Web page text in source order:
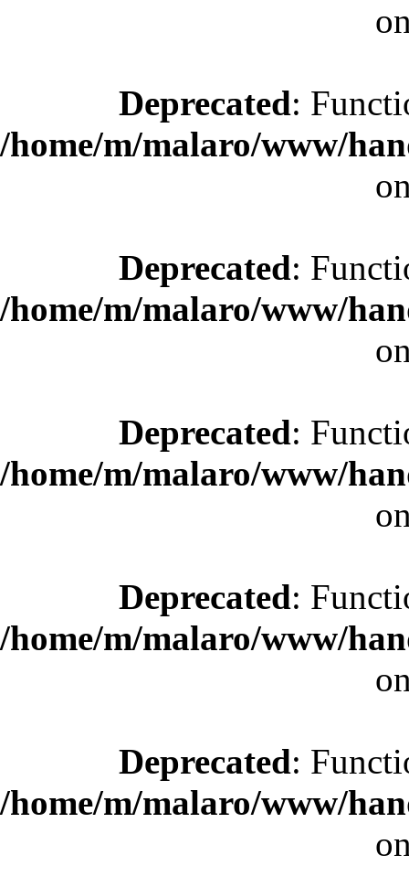
Deprecated:
/home/m/malaro/www/
Deprecated:
/home/m/malaro/www/
Deprecated:
/home/m/malaro/www/
Deprecated:
/home/m/malaro/www/
Deprecated:
/home/m/malaro/www/